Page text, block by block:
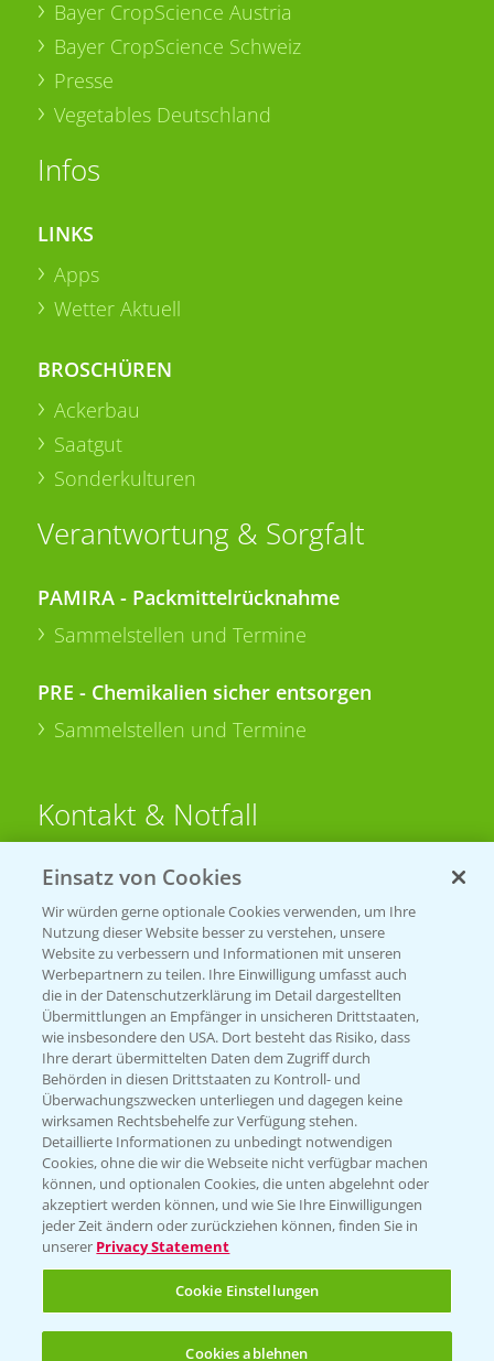
Bayer CropScience Austria
Bayer CropScience Schweiz
Presse
Vegetables Deutschland
Infos
LINKS
Apps
Wetter Aktuell
BROSCHÜREN
Ackerbau
Saatgut
Sonderkulturen
Verantwortung & Sorgfalt
PAMIRA - Packmittelrücknahme
Sammelstellen und Termine
PRE - Chemikalien sicher entsorgen
Sammelstellen und Termine
Kontakt & Notfall
Beratung auf WhatsApp
T.+49 (0)174 346 564 1
KONTAKT
Hilfe in Notfällen
T.+49 (0)214/30-20220
Folgen Sie uns
Einsatz von Cookies
Wir würden gerne optionale Cookies verwenden, um Ihre
Nutzung dieser Website besser zu verstehen, unsere
Website zu verbessern und Informationen mit unseren
Werbepartnern zu teilen. Ihre Einwilligung umfasst auch
die in der Datenschutzerklärung im Detail dargestellten
Übermittlungen an Empfänger in unsicheren Drittstaaten,
wie insbesondere den USA. Dort besteht das Risiko, dass
Ihre derart übermittelten Daten dem Zugriff durch
Behörden in diesen Drittstaaten zu Kontroll- und
Überwachungszwecken unterliegen und dagegen keine
wirksamen Rechtsbehelfe zur Verfügung stehen.
Detaillierte Informationen zu unbedingt notwendigen
Cookies, ohne die wir die Webseite nicht verfügbar machen
können, und optionalen Cookies, die unten abgelehnt oder
akzeptiert werden können, und wie Sie Ihre Einwilligungen
jeder Zeit ändern oder zurückziehen können, finden Sie in
unserer Privacy Statement
Cookie Einstellungen
Cookies ablehnen